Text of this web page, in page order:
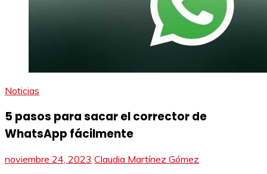
Noticias
5 pasos para sacar el corrector de
WhatsApp fácilmente
noviembre 24, 2023 Claudia Martínez Gómez